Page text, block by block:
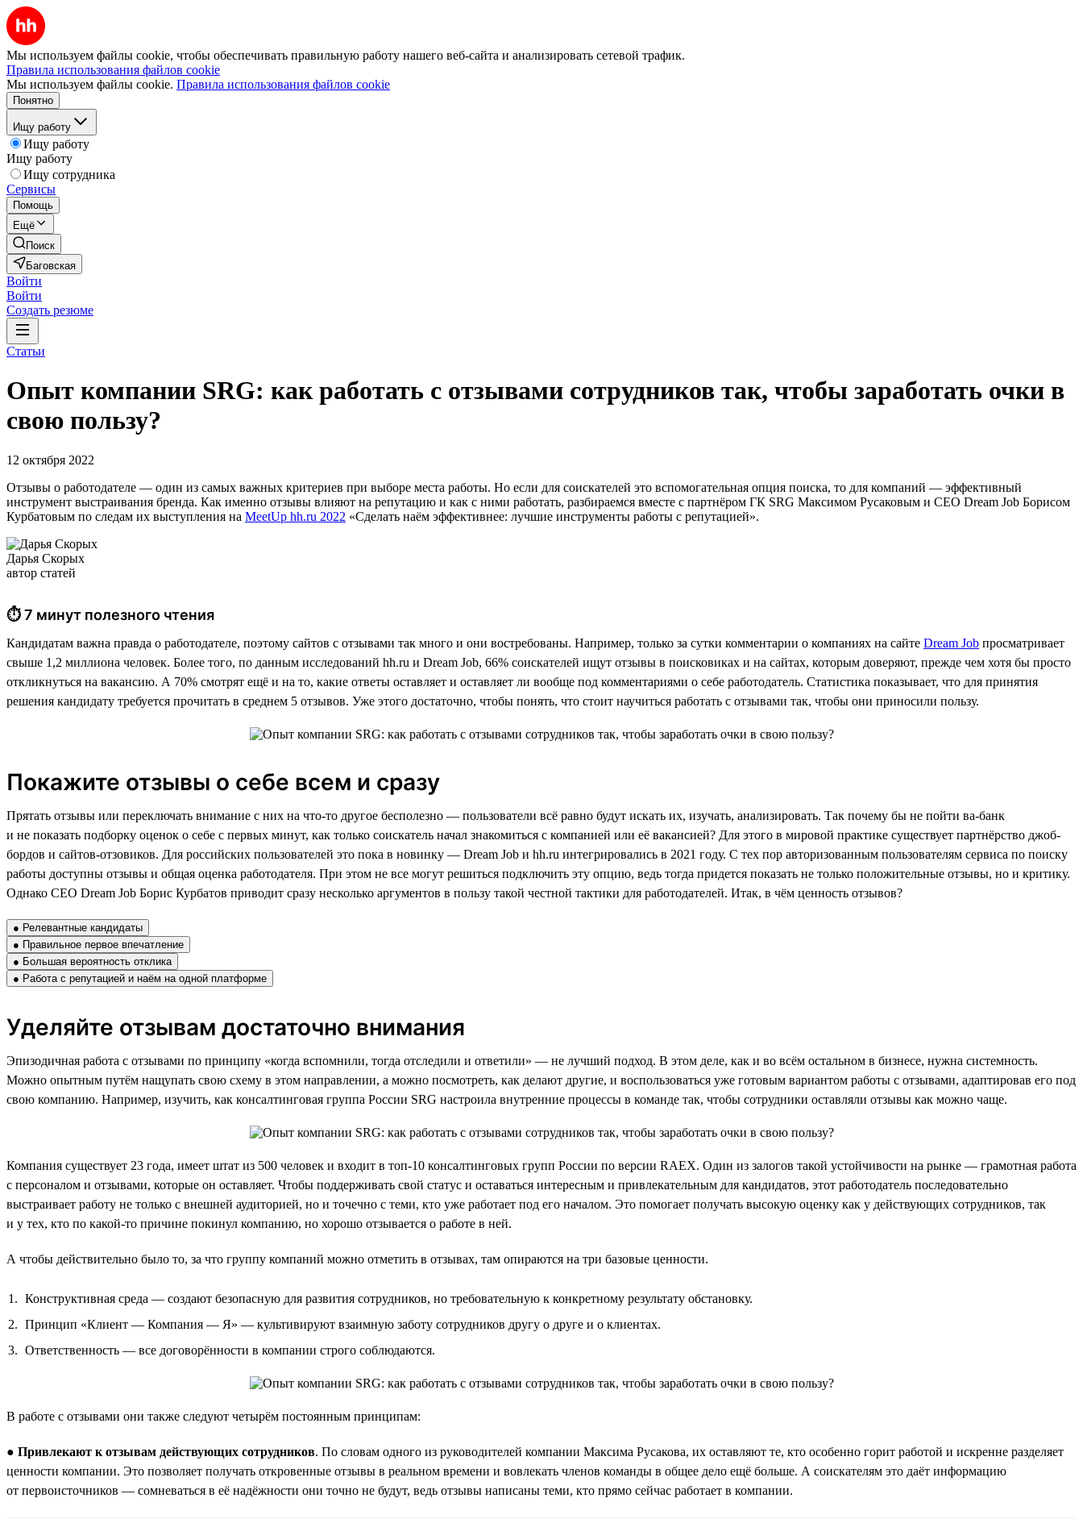
Мы используем файлы cookie, чтобы обеспечивать правильную работу нашего веб-сайта и анализировать сетевой трафик.
Правила использования файлов cookie
Мы используем файлы cookie. Правила использования файлов cookie
Понятно
Ищу работу
Ищу работу
Ищу работу
Ищу сотрудника
Сервисы
Помощь
Ещё
Поиск
Баговская
Войти
Войти
Создать резюме
Статьи
Опыт компании SRG: как работать с отзывами сотрудников так, чтобы заработать очки в
свою пользу?
12 октября 2022
Отзывы о работодателе — один из самых важных критериев при выборе места работы. Но если для соискателей это вспомогательная опция поиска, то для компаний — эффективный
инструмент выстраивания бренда. Как именно отзывы влияют на репутацию и как с ними работать, разбираемся вместе с партнёром ГК SRG Максимом Русаковым и CEO Dream Job Борисом
Курбатовым по следам их выступления на MeetUp hh.ru 2022 «Сделать наём эффективнее: лучшие инструменты работы с репутацией».
Дарья Скорых
автор статей
⏱ 7 минут полезного чтения
Кандидатам важна правда о работодателе, поэтому сайтов с отзывами так много и они востребованы. Например, только за сутки комментарии о компаниях на сайте Dream Job просматривает
свыше 1,2 миллиона человек. Более того, по данным исследований hh.ru и Dream Job, 66% соискателей ищут отзывы в поисковиках и на сайтах, которым доверяют, прежде чем хотя бы просто
откликнуться на вакансию. А 70% смотрят ещё и на то, какие ответы оставляет и оставляет ли вообще под комментариями о себе работодатель. Статистика показывает, что для принятия
решения кандидату требуется прочитать в среднем 5 отзывов. Уже этого достаточно, чтобы понять, что стоит научиться работать с отзывами так, чтобы они приносили пользу.
Покажите отзывы о себе всем и сразу
Прятать отзывы или переключать внимание с них на что-то другое бесполезно — пользователи всё равно будут искать их, изучать, анализировать. Так почему бы не пойти ва-банк
и не показать подборку оценок о себе с первых минут, как только соискатель начал знакомиться с компанией или её вакансией? Для этого в мировой практике существует партнёрство джоб-
бордов и сайтов-отзовиков. Для российских пользователей это пока в новинку — Dream Job и hh.ru интегрировались в 2021 году. С тех пор авторизованным пользователям сервиса по поиску
работы доступны отзывы и общая оценка работодателя. При этом не все могут решиться подключить эту опцию, ведь тогда придется показать не только положительные отзывы, но и критику.
Однако CEO Dream Job Борис Курбатов приводит сразу несколько аргументов в пользу такой честной тактики для работодателей. Итак, в чём ценность отзывов?
● Релевантные кандидаты
● Правильное первое впечатление
● Большая вероятность отклика
● Работа с репутацией и наём на одной платформе
Уделяйте отзывам достаточно внимания
Эпизодичная работа с отзывами по принципу «когда вспомнили, тогда отследили и ответили» — не лучший подход. В этом деле, как и во всём остальном в бизнесе, нужна системность.
Можно опытным путём нащупать свою схему в этом направлении, а можно посмотреть, как делают другие, и воспользоваться уже готовым вариантом работы с отзывами, адаптировав его под
свою компанию. Например, изучить, как консалтинговая группа России SRG настроила внутренние процессы в команде так, чтобы сотрудники оставляли отзывы как можно чаще.
Компания существует 23 года, имеет штат из 500 человек и входит в топ-10 консалтинговых групп России по версии RAEX. Один из залогов такой устойчивости на рынке — грамотная работа
с персоналом и отзывами, которые он оставляет. Чтобы поддерживать свой статус и оставаться интересным и привлекательным для кандидатов, этот работодатель последовательно
выстраивает работу не только с внешней аудиторией, но и точечно с теми, кто уже работает под его началом. Это помогает получать высокую оценку как у действующих сотрудников, так
и у тех, кто по какой-то причине покинул компанию, но хорошо отзывается о работе в ней.
А чтобы действительно было то, за что группу компаний можно отметить в отзывах, там опираются на три базовые ценности.
Конструктивная среда — создают безопасную для развития сотрудников, но требовательную к конкретному результату обстановку.
Принцип «Клиент — Компания — Я» — культивируют взаимную заботу сотрудников другу о друге и о клиентах.
Ответственность — все договорённости в компании строго соблюдаются.
В работе с отзывами они также следуют четырём постоянным принципам:
● Привлекают к отзывам действующих сотрудников. По словам одного из руководителей компании Максима Русакова, их оставляют те, кто особенно горит работой и искренне разделяет
ценности компании. Это позволяет получать откровенные отзывы в реальном времени и вовлекать членов команды в общее дело ещё больше. А соискателям это даёт информацию
от первоисточников — сомневаться в её надёжности они точно не будут, ведь отзывы написаны теми, кто прямо сейчас работает в компании.